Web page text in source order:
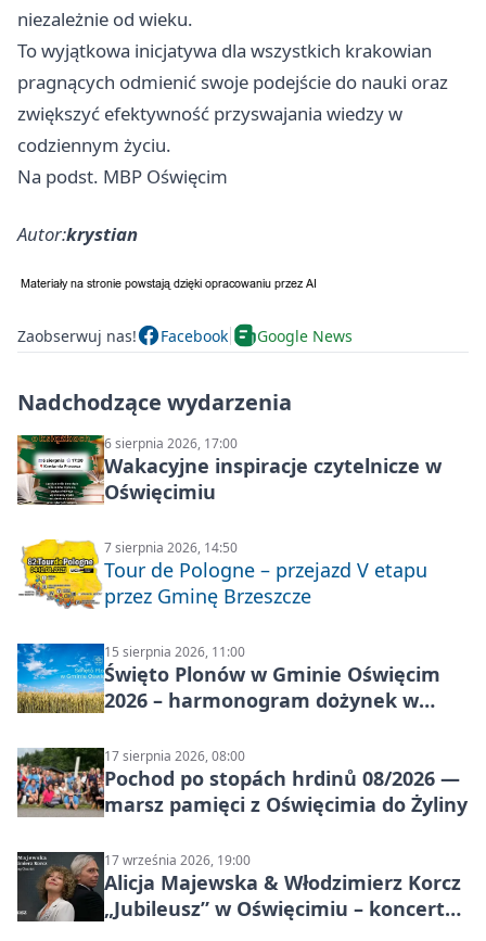
niezależnie od wieku.
To wyjątkowa inicjatywa dla wszystkich krakowian
pragnących odmienić swoje podejście do nauki oraz
zwiększyć efektywność przyswajania wiedzy w
codziennym życiu.
Na podst. MBP Oświęcim
Autor:krystian
Zaobserwuj nas! Facebook Google News
Nadchodzące wydarzenia
6 sierpnia 2026, 17:00
Wakacyjne inspiracje czytelnicze w
Oświęcimiu
7 sierpnia 2026, 14:50
Tour de Pologne – przejazd V etapu
przez Gminę Brzeszcze
15 sierpnia 2026, 11:00
Święto Plonów w Gminie Oświęcim
2026 – harmonogram dożynek w
17 sierpnia 2026, 08:00
Pochod po stopách hrdinů 08/2026 —
marsz pamięci z Oświęcimia do Żyliny
17 września 2026, 19:00
Alicja Majewska & Włodzimierz Korcz
„Jubileusz” w Oświęcimiu – koncert